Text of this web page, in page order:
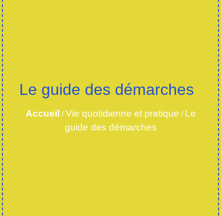
Le guide des démarches
Accueil /Vie quotidienne et pratique / Le
guide des démarches